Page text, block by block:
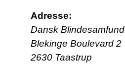
Adresse:
Dansk Blindesamfund
Blekinge Boulevard 2
2630 Taastrup